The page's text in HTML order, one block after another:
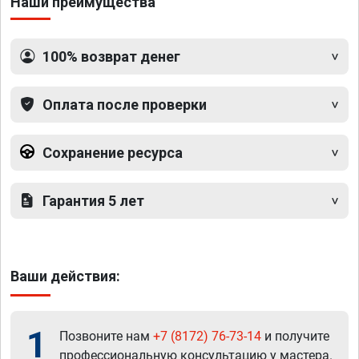
100% возврат денег
Оплата после проверки
Сохранение ресурса
Гарантия 5 лет
Ваши действия:
1 Позвоните нам +7 (8172) 76-73-14 и получите
профессиональную консультацию у мастера.